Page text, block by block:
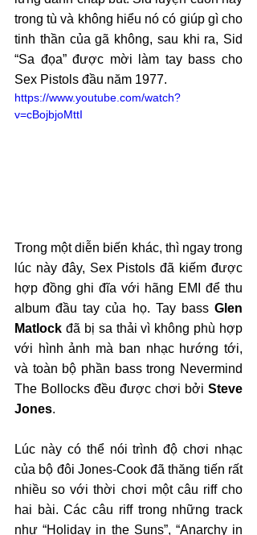
trong tù và không hiểu nó có giúp gì cho
tinh thần của gã không, sau khi ra, Sid
“Sa đọa” được mời làm tay bass cho
Sex Pistols đầu năm 1977.
https://www.youtube.com/watch?
v=cBojbjoMttI
Trong một diễn biến khác, thì ngay trong
lúc này đây, Sex Pistols đã kiếm được
hợp đồng ghi đĩa với hãng EMI để thu
album đầu tay của họ. Tay bass Glen
Matlock đã bị sa thải vì không phù hợp
với hình ảnh mà ban nhạc hướng tới,
và toàn bộ phần bass trong Nevermind
The Bollocks đều được chơi bởi Steve
Jones.
Lúc này có thể nói trình độ chơi nhạc
của bộ đôi Jones-Cook đã thăng tiến rất
nhiều so với thời chơi một câu riff cho
hai bài. Các câu riff trong những track
như “Holiday in the Suns”, “Anarchy in